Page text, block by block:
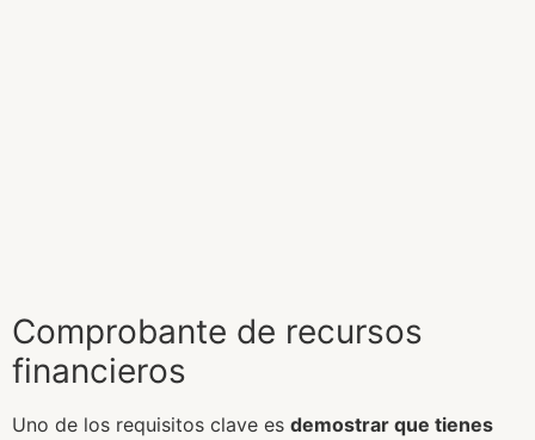
Comprobante de recursos
financieros
Uno de los requisitos clave es demostrar que tienes